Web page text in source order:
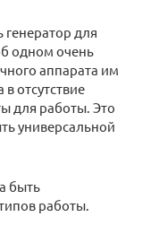
генератор для
одном очень
аппарата им
отсутствие
для работы. Это
универсальной
быть
работы.